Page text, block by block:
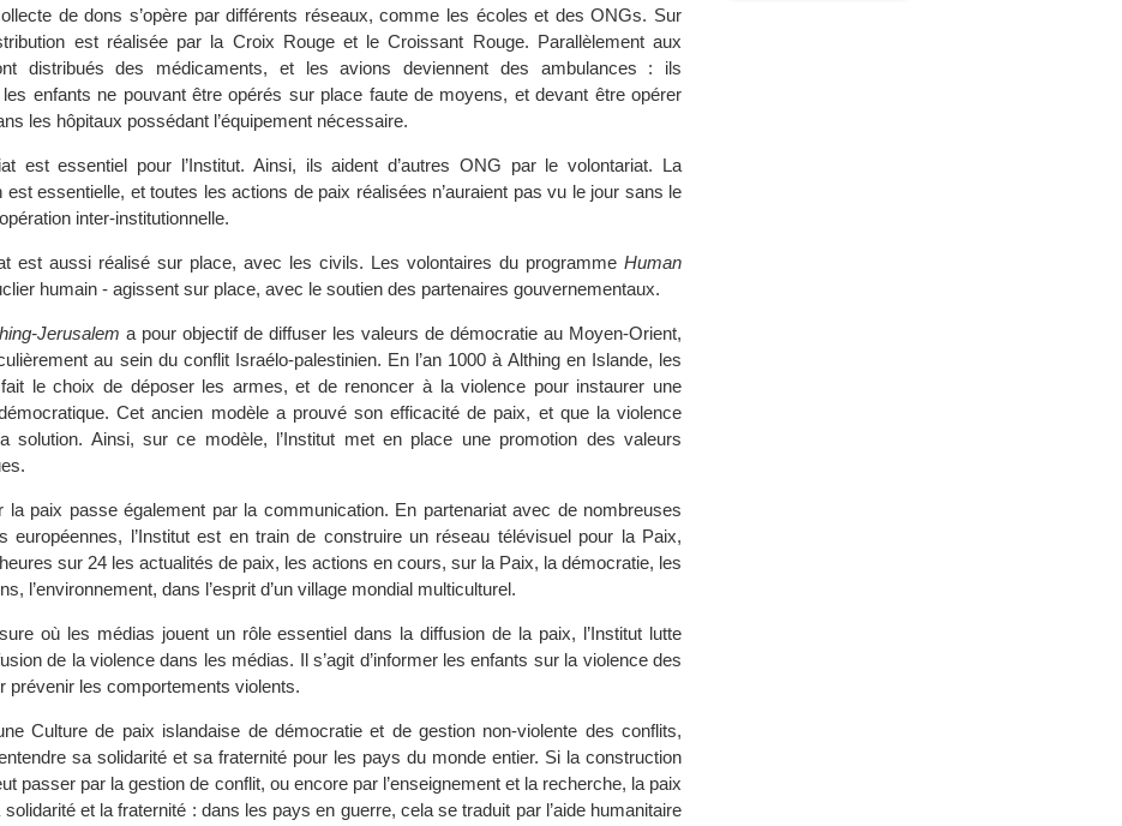
de dons s’opère par différents réseaux, comme les écoles et des ONGs. Sur
est réalisée par la Croix Rouge et le Croissant Rouge. Parallèlement aux
distribués des médicaments, et les avions deviennent des ambulances : ils
les enfants ne pouvant être opérés sur place faute de moyens, et devant être opérer
les hôpitaux possédant l’équipement nécessaire.
est essentiel pour l’Institut. Ainsi, ils aident d’autres ONG par le volontariat. La
est essentielle, et toutes les actions de paix réalisées n’auraient pas vu le jour sans le
inter-institutionnelle.
est aussi réalisé sur place, avec les civils. Les volontaires du programme Human
humain - agissent sur place, avec le soutien des partenaires gouvernementaux.
Jerusalem a pour objectif de diffuser les valeurs de démocratie au Moyen-Orient,
au sein du conflit Israélo-palestinien. En l’an 1000 à Althing en Islande, les
le choix de déposer les armes, et de renoncer à la violence pour instaurer une
Cet ancien modèle a prouvé son efficacité de paix, et que la violence
solution. Ainsi, sur ce modèle, l’Institut met en place une promotion des valeurs
la paix passe également par la communication. En partenariat avec de nombreuses
européennes, l’Institut est en train de construire un réseau télévisuel pour la Paix,
sur 24 les actualités de paix, les actions en cours, sur la Paix, la démocratie, les
l’environnement, dans l’esprit d’un village mondial multiculturel.
où les médias jouent un rôle essentiel dans la diffusion de la paix, l’Institut lutte
de la violence dans les médias. Il s’agit d’informer les enfants sur la violence des
prévenir les comportements violents.
Culture de paix islandaise de démocratie et de gestion non-violente des conflits,
sa solidarité et sa fraternité pour les pays du monde entier. Si la construction
passer par la gestion de conflit, ou encore par l’enseignement et la recherche, la paix
et la fraternité : dans les pays en guerre, cela se traduit par l’aide humanitaire